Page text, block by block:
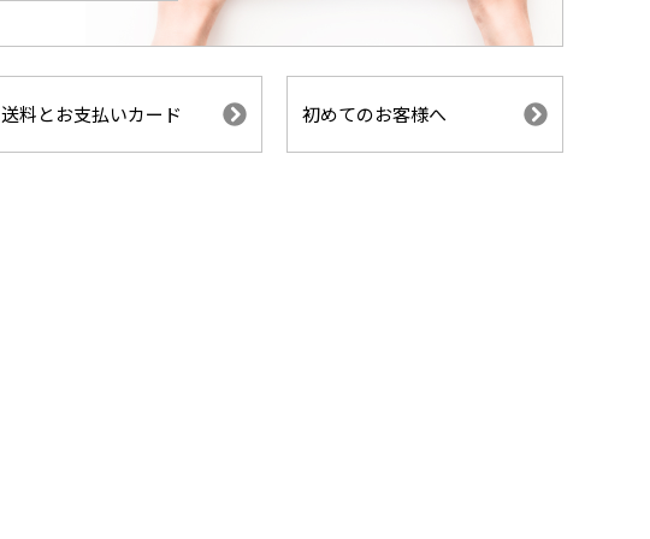
送料とお支払いカード 初めてのお客様へ